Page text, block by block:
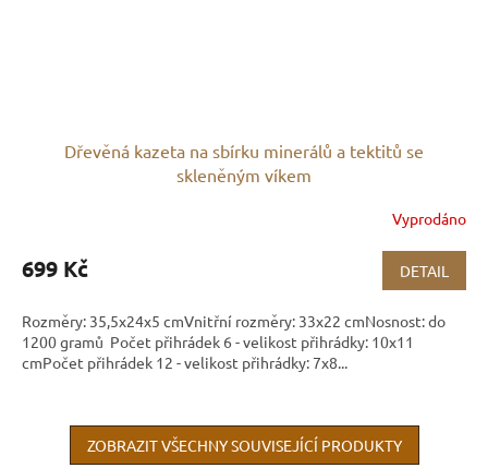
Dřevěná kazeta na sbírku minerálů a tektitů se
skleněným víkem
Vyprodáno
699 Kč DETAIL
Rozměry: 35,5x24x5 cmVnitřní rozměry: 33x22 cmNosnost: do
1200 gramů Počet přihrádek 6 - velikost přihrádky: 10x11
cmPočet přihrádek 12 - velikost přihrádky: 7x8...
ZOBRAZIT VŠECHNY SOUVISEJÍCÍ PRODUKTY